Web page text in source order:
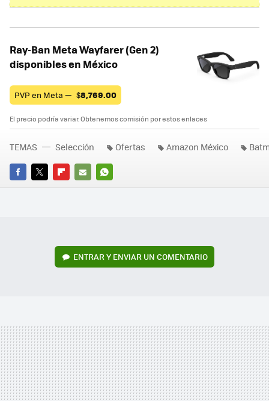
Ray-Ban Meta Wayfarer (Gen 2)
disponibles en México
PVP en Meta — $8,769.00
El precio podría variar. Obtenemos comisión por estos enlaces
FACEBOOK
TWITTERFLIPBOARD
E-
WHATSAPP
TEMAS Selección Ofertas Amazon México
ENTRAR Y ENVIAR UN COMENTARIO